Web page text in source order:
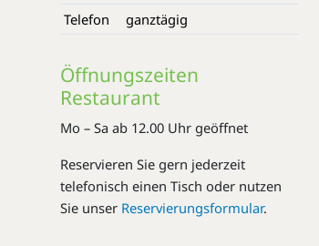
Telefon
ganztägig
Öffnungszeiten
Restaurant
Mo – Sa ab 12.00 Uhr geöffnet
Reservieren Sie gern jederzeit
telefonisch einen Tisch oder nutzen
Sie unser Reservierungsformular.